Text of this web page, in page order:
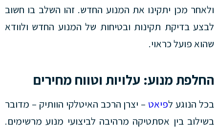
ולאחר מכן יתקינו את המנוע החדש. זהו השלב בו חשוב
לבצע בדיקת תקינות ובטיחות של המנוע החדש ולוודא
שהוא פועל כראוי.
החלפת מנוע: עלויות וטווח מחירים
בכל הנוגע לפיאט – יצרן הרכב האיטלקי הוותיק – מדובר
בשילוב בין אסתטיקה מרהיבה לביצועי מנוע מרשימים.